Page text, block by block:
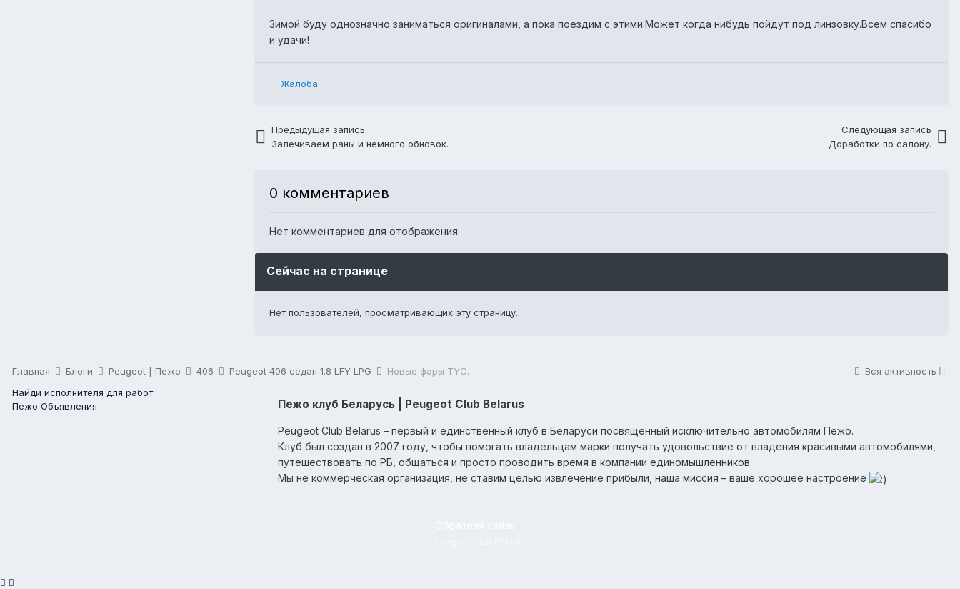
Зимой буду однозначно заниматься оригиналами, а пока поездим с этими.Может когда нибудь пойдут под линзовку.Всем спасибо
и удачи!
Жалоба
Предыдущая запись
Залечиваем раны и немного обновок.
Следующая запись
Доработки по салону.
0 комментариев
Нет комментариев для отображения
Сейчас на странице
Нет пользователей, просматривающих эту страницу.
Вся активность
Главная Блоги Peugeot | Пежо 406 Peugeot 406 седан 1.8 LFY LPG
Новые фары TYC.
Найди исполнителя для работ
Пежо Объявления
Пежо клуб Беларусь | Peugeot Club Belarus
Peugeot Club Belarus – первый и единственный клуб в Беларуси посвященный исключительно автомобилям Пежо.
Клуб был создан в 2007 году, чтобы помогать владельцам марки получать удовольствие от владения красивыми автомобилями,
путешествовать по РБ, общаться и просто проводить время в компании единомышленников.
Мы не коммерческая организация, не ставим целью извлечение прибыли, наша миссия – ваше хорошее настроение